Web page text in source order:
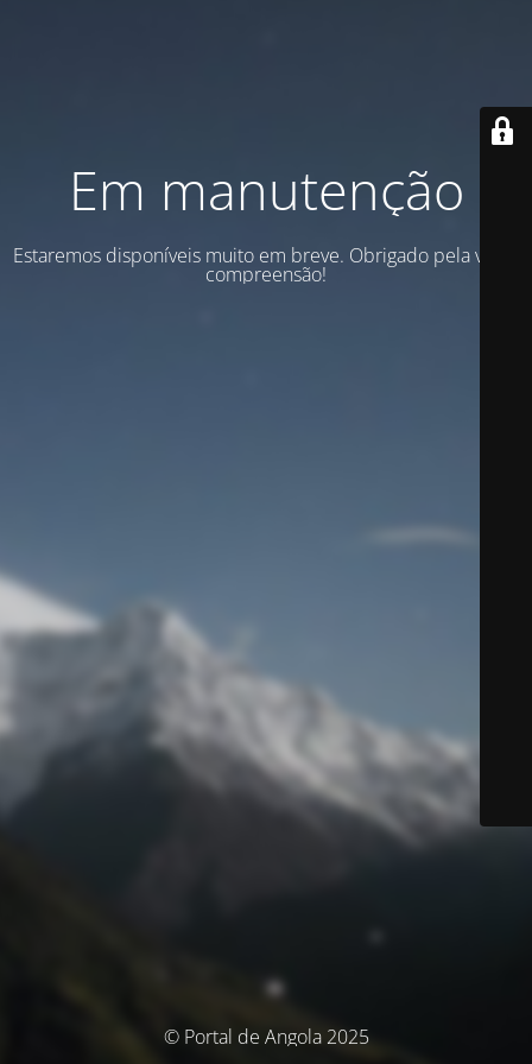
Em manutenção
Estaremos disponíveis muito em breve. Obrigado pela vossa
compreensão!
© Portal de Angola 2025